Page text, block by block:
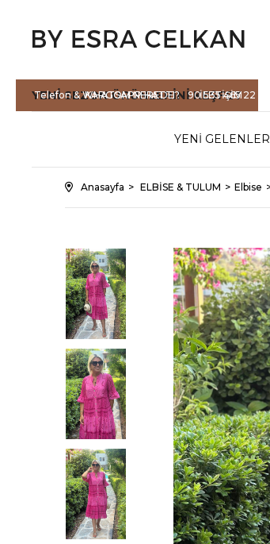
Telefon & WHATSAPP HATTI : 90 535 465 22
YENİ SEZONÜRÜNLERİNİ KEŞFET
KARGOM NEREDE? İLETİŞİM
YENİ GELENLER
Anasayfa ELBİSE & TULUM Elbise